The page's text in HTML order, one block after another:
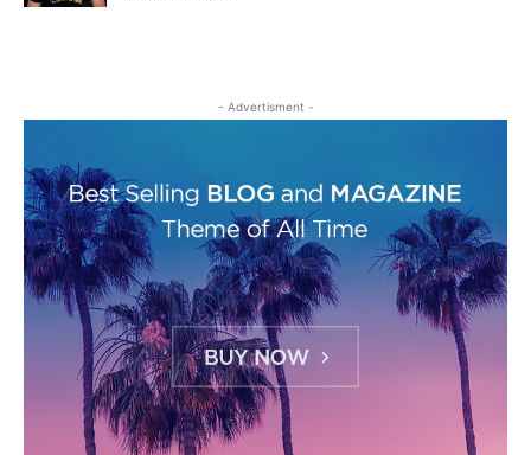
- Advertisment -